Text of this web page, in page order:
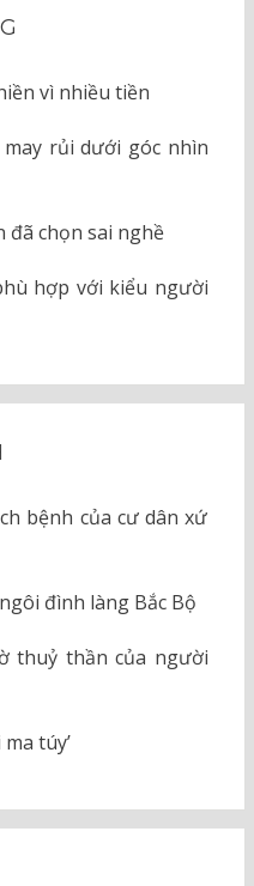
vì nhiều tiền
rủi dưới góc nhìn
đã chọn sai nghề
hợp với kiểu người
bệnh của cư dân xứ
đình làng Bắc Bộ
thuỷ thần của người
túy’